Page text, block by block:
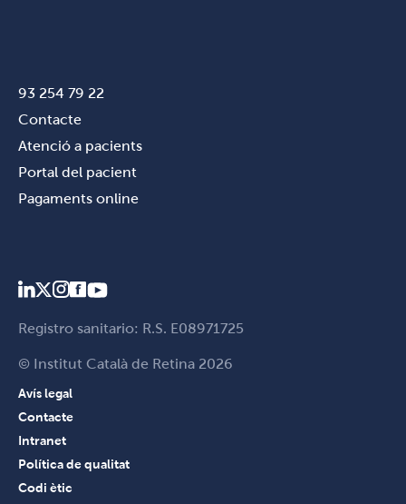
93 254 79 22
Contacte
Atenció a pacients
Portal del pacient
Pagaments online
Registro sanitario: R.S. E08971725
© Institut Català de Retina 2026
Avís legal
Contacte
Intranet
Política de qualitat
Codi ètic